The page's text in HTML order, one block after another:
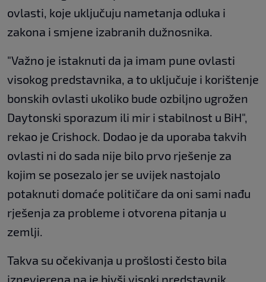
ovlasti, koje uključuju nametanja odluka i
zakona i smjene izabranih dužnosnika.
"Važno je istaknuti da ja imam pune ovlasti
visokog predstavnika, a to uključuje i korištenje
bonskih ovlasti ukoliko bude ozbiljno ugrožen
Daytonski sporazum ili mir i stabilnost u BiH",
rekao je Crishock. Dodao je da uporaba takvih
ovlasti ni do sada nije bilo prvo rješenje za
kojim se posezalo jer se uvijek nastojalo
potaknuti domaće političare da oni sami nađu
rješenja za probleme i otvorena pitanja u
zemlji.
Takva su očekivanja u prošlosti često bila